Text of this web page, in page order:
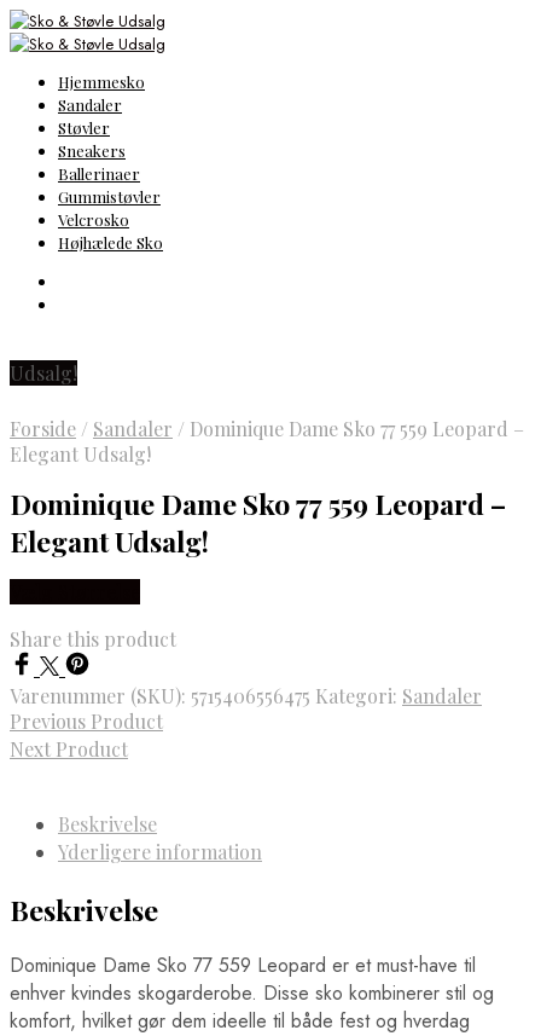
Hjemmesko
Sandaler
Støvler
Sneakers
Ballerinaer
Gummistøvler
Velcrosko
Højhælede Sko
Udsalg!
Forside / Sandaler / Dominique Dame Sko 77 559 Leopard –
Elegant Udsalg!
Dominique Dame Sko 77 559 Leopard –
Elegant Udsalg!
Share this product
Varenummer (SKU): 5715406556475 Kategori: Sandaler
Previous Product
Next Product
Beskrivelse
Yderligere information
Beskrivelse
Dominique Dame Sko 77 559 Leopard er et must-have til
enhver kvindes skogarderobe. Disse sko kombinerer stil og
komfort, hvilket gør dem ideelle til både fest og hverdag